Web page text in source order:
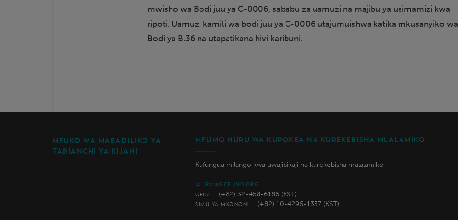
mwisho wa Bodi juu ya C-0006, sababu za uamuzi na majibu ya usimamizi kwa
ripoti. Uamuzi kamili wa bodi juu ya C-0006 utajumuishwa katika mkusanyiko wa
Bodi ya B.36 na utapatikana hivi karibuni.
MFUKO WA MABADILIKO YA
TABIANCHI YA KIJANI
MFUMO HURU WA KUPOKEA NA KUREKEBISHA MLALAMIKO
Kufungua milango kwa uwajibikaji na kurekebisha malalamiko
IRM@GCFUND.ORG
OFISI
(+82) 32-458-6186 (KST)
SIMU YA MKONONI (+82) 10-4296-1337 (KST)